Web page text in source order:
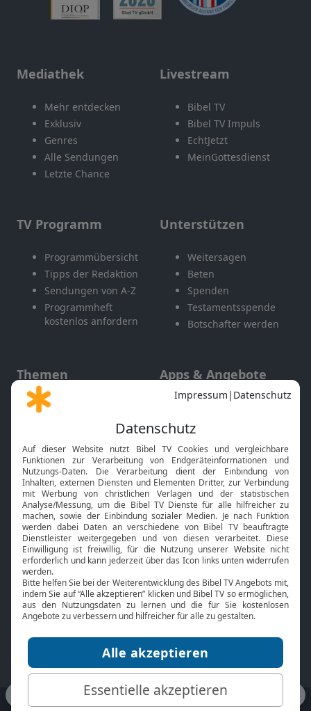
Mediathek
Mehr entdecken
Exklusiv
Genres
Alle Sendungen
Letzte Chance
Livestream
Bibel TV
Bibel TV Impuls
EchtJetzt
MeinGottesdienst
TV Programm
Programmübersicht
Tipps der Redaktion
Sendungen von A-Z
Programmheft
kostenlos anfordern
Unterstützen
Weitersagen
Beten
Spenden
Testamentsspende
Botschafter werden
Themen
Gott und Bibel erklärt
Neuigkeiten
Apps & Angebote
Mobile App
Smart TV
HbbTV
Bibelthek Online-Bibel
Nächster Gottesdienst
Bibel TV
Über uns
Jobs
Mediadaten
Service
Kontakt
TV-Empfang
bibeltv.de: Impressum Datenschutz